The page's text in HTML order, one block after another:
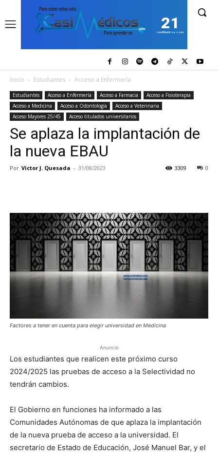
21
casiMedicos.com
Inicio Estudiantes Acceso a Enfermería
Estudiantes Acceso a Enfermería Acceso a Farmacia
Acceso a Fisioterapia
Acceso a Medicina
Acceso a Odontología
Acceso a Veterinaria
Acceso Mayores 25/45
Acceso titulados universitarios
Se aplaza la implantación de
la nueva EBAU
Por Victor J. Quesada - 31/08/2023 0
3309
Factores a tener en cuenta para elegir universidad en Medicina
Anuncio
Los estudiantes que realicen este próximo curso
2024/2025 las pruebas de acceso a la Selectividad no
tendrán cambios.
El Gobierno en funciones ha informado a las
Comunidades Autónomas de que aplaza la implantación
de la nueva prueba de acceso a la universidad. El
secretario de Estado de Educación, José Manuel Bar, y el